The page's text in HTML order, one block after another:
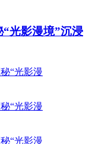
光影漫境”沉浸